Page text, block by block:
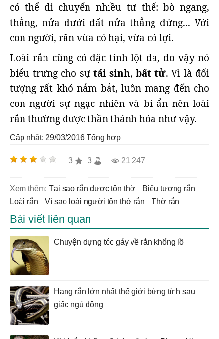
có thể di chuyển nhiều tư thế: bò ngang,
thẳng, nửa dưới đất nửa thẳng đứng... Với
con người, rắn vừa có hại, vừa có lợi.
Loài rắn cũng có đặc tính lột da, do vậy nó
biểu trưng cho sự tái sinh, bất tử. Vì là đối
tượng rất khó nắm bắt, luôn mang đến cho
con người sự ngạc nhiên và bí ẩn nên loài
rắn thường được thần thánh hóa như vậy.
Cập nhật: 29/03/2016 Tổng hợp
3 3 21.247
Xem thêm: Tại sao rắn được tôn thờ
Biểu tượng rắn
Loài rắn
Vì sao loài người tôn thờ rắn Thờ rắn
Bài viết liên quan
Chuyện dựng tóc gáy về rắn khổng lồ
Hang rắn lớn nhất thế giới bừng tỉnh sau
giấc ngủ đông